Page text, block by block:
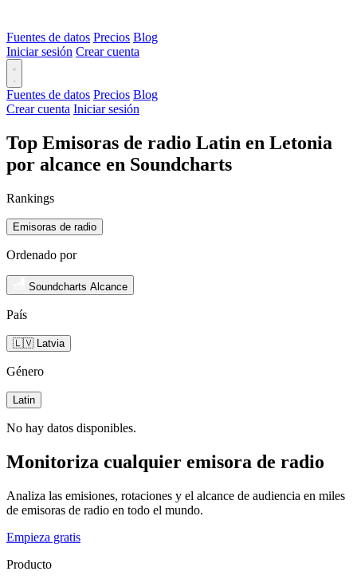
Fuentes de datos Precios Blog
Iniciar sesión Crear cuenta
Fuentes de datos Precios Blog
Crear cuenta Iniciar sesión
Top Emisoras de radio Latin en Letonia
por alcance en Soundcharts
Rankings
Emisoras de radio
Ordenado por
Soundcharts Alcance
País
🇱🇻 Latvia
Género
Latin
No hay datos disponibles.
Monitoriza cualquier emisora de radio
Analiza las emisiones, rotaciones y el alcance de audiencia en miles
de emisoras de radio en todo el mundo.
Empieza gratis
Producto